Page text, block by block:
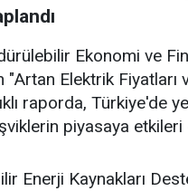
Ekonomi ve
"Artan Elektrik Fiyatları
raporda, Türkiye'de
piyasaya
Enerji Kaynakları